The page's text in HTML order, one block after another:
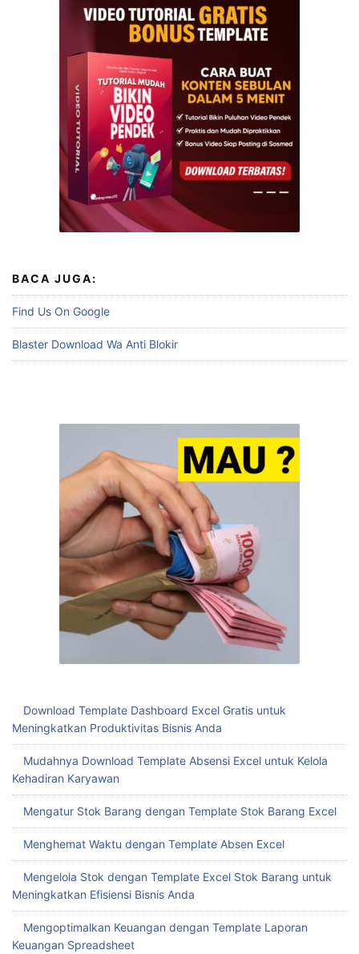
BACA JUGA:
Find Us On Google
Blaster Download Wa Anti Blokir
Download Template Dashboard Excel Gratis untuk
Meningkatkan Produktivitas Bisnis Anda
Mudahnya Download Template Absensi Excel untuk Kelola
Kehadiran Karyawan
Mengatur Stok Barang dengan Template Stok Barang Excel
Menghemat Waktu dengan Template Absen Excel
Mengelola Stok dengan Template Excel Stok Barang untuk
Meningkatkan Efisiensi Bisnis Anda
Mengoptimalkan Keuangan dengan Template Laporan
Keuangan Spreadsheet